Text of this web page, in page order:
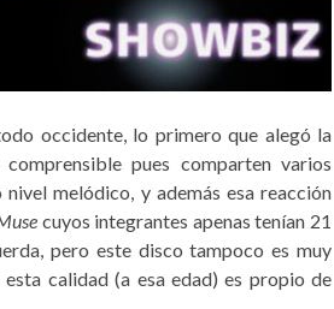
occidente, lo primero que alegó la
pues comparten varios
melódico, y además esa reacción
cuyos integrantes apenas tenían 21
pero este disco tampoco es muy
calidad (a esa edad) es propio de